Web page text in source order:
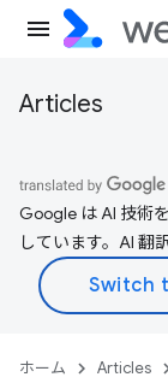
Articles
Google は AI 技術
しています。AI 翻
ホーム Articles